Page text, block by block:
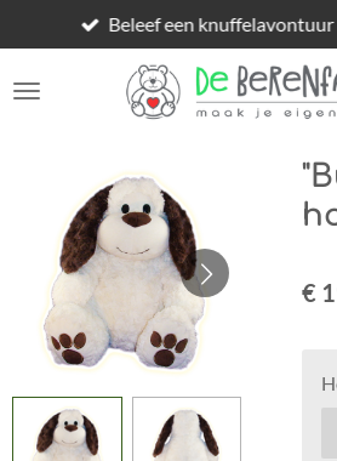
direct
naar
Beleef een
€